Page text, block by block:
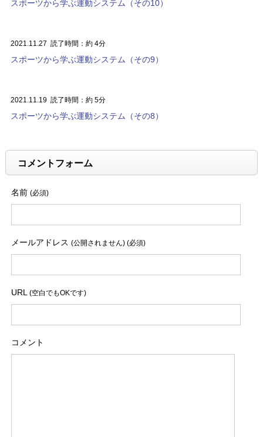
スポーツから学ぶ運動システム（その10）
2021.11.27 読了時間：約 4分
スポーツから学ぶ運動システム（その9）
2021.11.19 読了時間：約 5分
スポーツから学ぶ運動システム（その8）
コメントフォーム
名前 (必須)
メールアドレス (公開されません) (必須)
URL (空白でもOKです)
コメント